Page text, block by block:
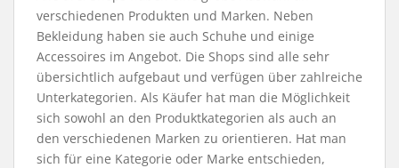
verschiedenen Produkten und Marken. Neben
Bekleidung haben sie auch Schuhe und einige
Accessoires im Angebot. Die Shops sind alle sehr
übersichtlich aufgebaut und verfügen über zahlreiche
Unterkategorien. Als Käufer hat man die Möglichkeit
sich sowohl an den Produktkategorien als auch an
den verschiedenen Marken zu orientieren. Hat man
sich für eine Kategorie oder Marke entschieden,